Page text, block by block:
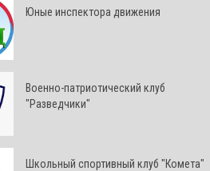
Юные инспектора движения
Военно-патриотический клуб
"Разведчики"
Школьный спортивный клуб "Комета"